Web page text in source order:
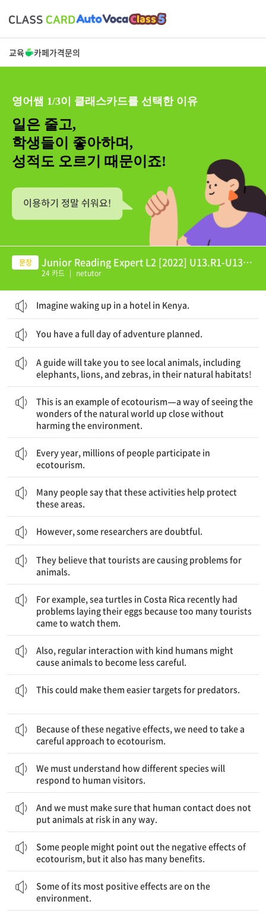
교육 카페가격문의
영어쌤 1/3이 클래스카드를 선택한 이유
일은 줄고,
학생들이 좋아하며,
성적도 오르기 때문이죠!
Junior Reading Expert L2 [2022] U13.R1-U13.R
2
24 카드 | netutor
Imagine waking up in a hotel in Kenya.
You have a full day of adventure planned.
A guide will take you to see local animals, including
elephants, lions, and zebras, in their natural habitats!
This is an example of ecotourism—a way of seeing the
wonders of the natural world up close without
harming the environment.
Every year, millions of people participate in
ecotourism.
Many people say that these activities help protect
these areas.
However, some researchers are doubtful.
They believe that tourists are causing problems for
animals.
For example, sea turtles in Costa Rica recently had
problems laying their eggs because too many tourists
came to watch them.
Also, regular interaction with kind humans might
cause animals to become less careful.
This could make them easier targets for predators.
Because of these negative effects, we need to take a
careful approach to ecotourism.
We must understand how different species will
respond to human visitors.
And we must make sure that human contact does not
put animals at risk in any way.
Some people might point out the negative effects of
ecotourism, but it also has many benefits.
Some of its most positive effects are on the
environment.